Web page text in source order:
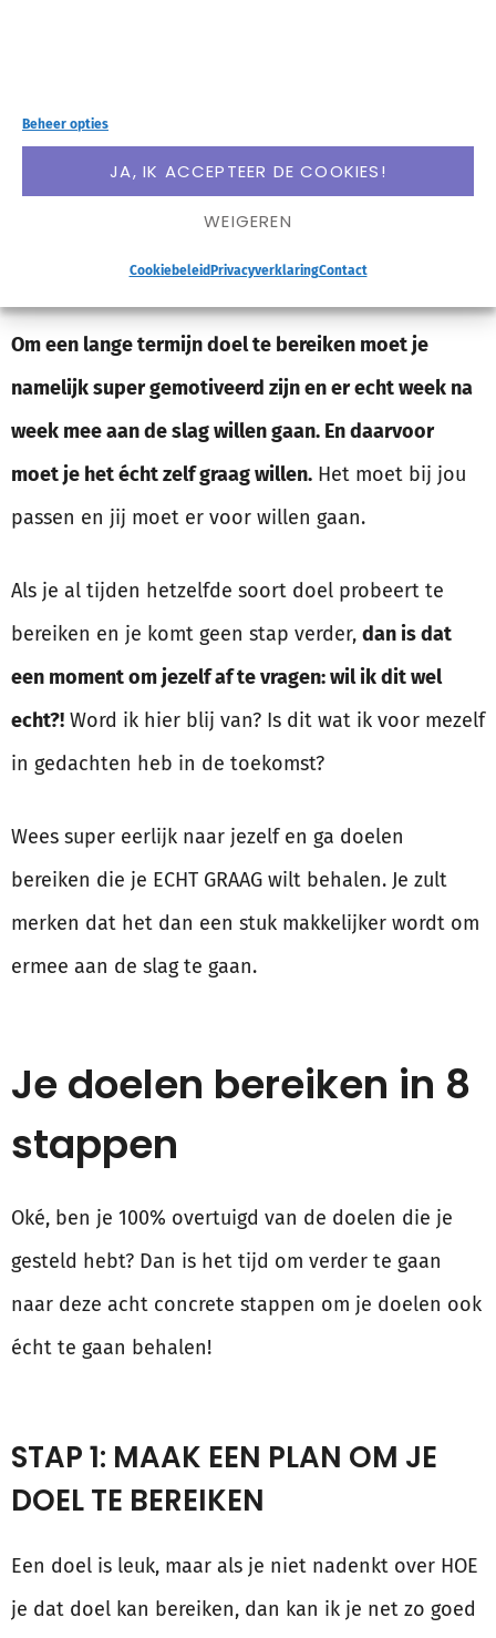
Beheer opties
JA, IK ACCEPTEER DE COOKIES!
WEIGEREN
Cookiebeleid PrivacyverklaringContact
En niet de doelen die je ouders of partner van je
verwachten dat je najaagt. Niet de doelen die ‘de
samenleving’ verwacht dat je najaagt. Niet ‘de
meest logische stap’ als dat niet iets is wat je wilt.
Om een lange termijn doel te bereiken moet je
namelijk super gemotiveerd zijn en er echt week na
week mee aan de slag willen gaan. En daarvoor
moet je het écht zelf graag willen. Het moet bij jou
passen en jij moet er voor willen gaan.
Als je al tijden hetzelfde soort doel probeert te
bereiken en je komt geen stap verder, dan is dat
een moment om jezelf af te vragen: wil ik dit wel
echt?! Word ik hier blij van? Is dit wat ik voor mezelf
in gedachten heb in de toekomst?
Wees super eerlijk naar jezelf en ga doelen
bereiken die je ECHT GRAAG wilt behalen. Je zult
merken dat het dan een stuk makkelijker wordt om
ermee aan de slag te gaan.
Je doelen bereiken in 8
stappen
Oké, ben je 100% overtuigd van de doelen die je
gesteld hebt? Dan is het tijd om verder te gaan
naar deze acht concrete stappen om je doelen ook
écht te gaan behalen!
STAP 1: MAAK EEN PLAN OM JE
DOEL TE BEREIKEN
Een doel is leuk, maar als je niet nadenkt over HOE
je dat doel kan bereiken, dan kan ik je net zo goed